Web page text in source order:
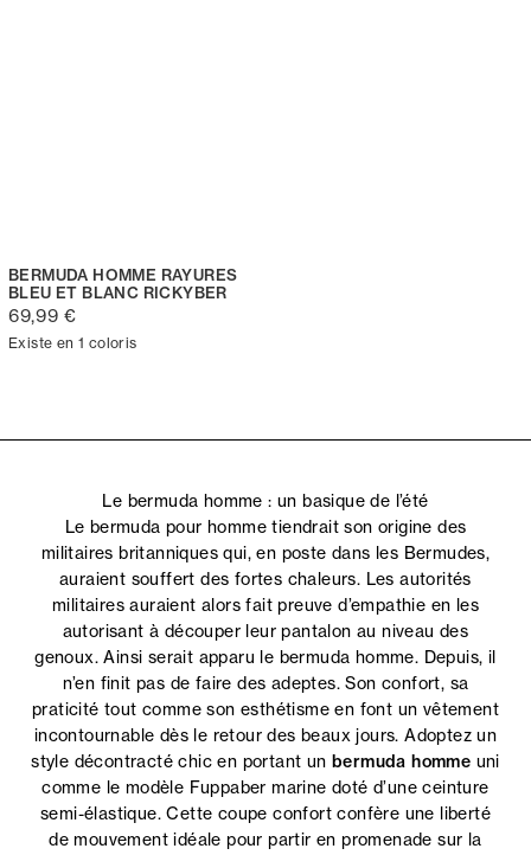
BERMUDA HOMME RAYURES
BLEU ET BLANC RICKYBER
69,99 €
Existe en 1 coloris
Le bermuda homme : un basique de l’été
Le bermuda pour homme tiendrait son origine des
militaires britanniques qui, en poste dans les Bermudes,
auraient souffert des fortes chaleurs. Les autorités
militaires auraient alors fait preuve d’empathie en les
autorisant à découper leur pantalon au niveau des
genoux. Ainsi serait apparu le bermuda homme. Depuis, il
n’en finit pas de faire des adeptes. Son confort, sa
praticité tout comme son esthétisme en font un vêtement
incontournable dès le retour des beaux jours. Adoptez un
style décontracté chic en portant un bermuda homme uni
comme le modèle Fuppaber marine doté d’une ceinture
semi-élastique. Cette coupe confort confère une liberté
de mouvement idéale pour partir en promenade sur la